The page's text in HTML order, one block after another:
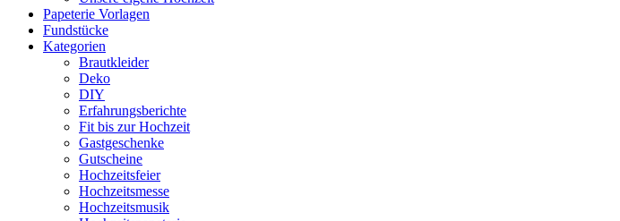
Papeterie Vorlagen
Fundstücke
Kategorien
Brautkleider
Deko
DIY
Erfahrungsberichte
Fit bis zur Hochzeit
Gastgeschenke
Gutscheine
Hochzeitsfeier
Hochzeitsmesse
Hochzeitsmusik